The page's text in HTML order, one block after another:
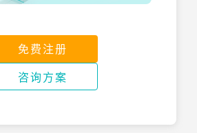
免费注册
咨询方案